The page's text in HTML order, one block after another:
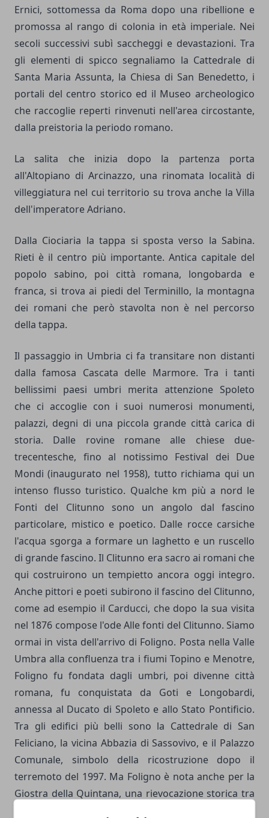
Ernici, sottomessa da Roma dopo una ribellione e
promossa al rango di colonia in età imperiale. Nei
secoli successivi subì saccheggi e devastazioni. Tra
gli elementi di spicco segnaliamo la Cattedrale di
Santa Maria Assunta, la Chiesa di San Benedetto, i
portali del centro storico ed il Museo archeologico
che raccoglie reperti rinvenuti nell'area circostante,
dalla preistoria la periodo romano.
La salita che inizia dopo la partenza porta
all'Altopiano di Arcinazzo, una rinomata località di
villeggiatura nel cui territorio su trova anche la Villa
dell'imperatore Adriano.
Dalla Ciociaria la tappa si sposta verso la Sabina.
Rieti è il centro più importante. Antica capitale del
popolo sabino, poi città romana, longobarda e
franca, si trova ai piedi del Terminillo, la montagna
dei romani che però stavolta non è nel percorso
della tappa.
Il passaggio in Umbria ci fa transitare non distanti
dalla famosa Cascata delle Marmore. Tra i tanti
bellissimi paesi umbri merita attenzione Spoleto
che ci accoglie con i suoi numerosi monumenti,
palazzi, degni di una piccola grande città carica di
storia. Dalle rovine romane alle chiese due-
trecentesche, fino al notissimo Festival dei Due
Mondi (inaugurato nel 1958), tutto richiama qui un
intenso flusso turistico. Qualche km più a nord le
Fonti del Clitunno sono un angolo dal fascino
particolare, mistico e poetico. Dalle rocce carsiche
l'acqua sgorga a formare un laghetto e un ruscello
di grande fascino. Il Clitunno era sacro ai romani che
qui costruirono un tempietto ancora oggi integro.
Anche pittori e poeti subirono il fascino del Clitunno,
come ad esempio il Carducci, che dopo la sua visita
nel 1876 compose l'ode Alle fonti del Clitunno. Siamo
ormai in vista dell'arrivo di Foligno. Posta nella Valle
Umbra alla confluenza tra i fiumi Topino e Menotre,
Foligno fu fondata dagli umbri, poi divenne città
romana, fu conquistata da Goti e Longobardi,
annessa al Ducato di Spoleto e allo Stato Pontificio.
Tra gli edifici più belli sono la Cattedrale di San
Feliciano, la vicina Abbazia di Sassovivo, e il Palazzo
Comunale, simbolo della ricostruzione dopo il
terremoto del 1997. Ma Foligno è nota anche per la
Giostra della Quintana, una rievocazione storica tra